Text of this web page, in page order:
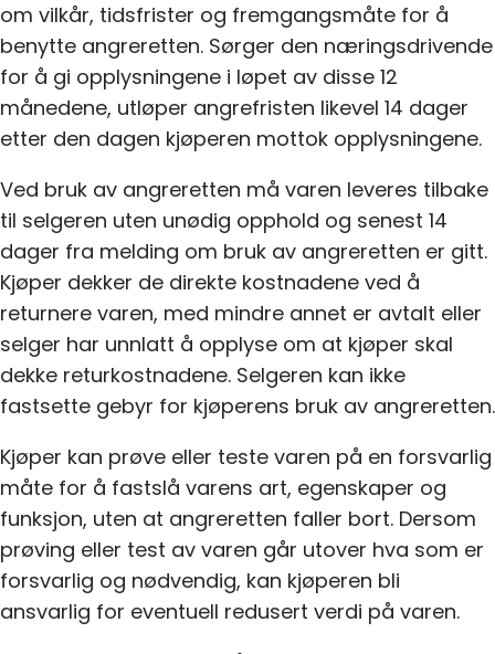
om vilkår, tidsfrister og fremgangsmåte for å
benytte angreretten. Sørger den næringsdrivende
for å gi opplysningene i løpet av disse 12
månedene, utløper angrefristen likevel 14 dager
etter den dagen kjøperen mottok opplysningene.
Ved bruk av angreretten må varen leveres tilbake
til selgeren uten unødig opphold og senest 14
dager fra melding om bruk av angreretten er gitt.
Kjøper dekker de direkte kostnadene ved å
returnere varen, med mindre annet er avtalt eller
selger har unnlatt å opplyse om at kjøper skal
dekke returkostnadene. Selgeren kan ikke
fastsette gebyr for kjøperens bruk av angreretten.
Kjøper kan prøve eller teste varen på en forsvarlig
måte for å fastslå varens art, egenskaper og
funksjon, uten at angreretten faller bort. Dersom
prøving eller test av varen går utover hva som er
forsvarlig og nødvendig, kan kjøperen bli
ansvarlig for eventuell redusert verdi på varen.